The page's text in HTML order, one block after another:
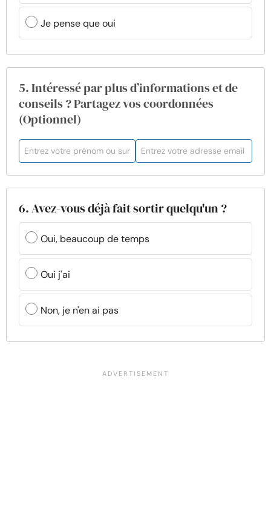
Je pense que oui
5. Intéressé par plus d’informations et de
conseils ? Partagez vos coordonnées
(Optionnel)
6. Avez-vous déjà fait sortir quelqu'un ?
Oui, beaucoup de temps
Oui j'ai
Non, je n'en ai pas